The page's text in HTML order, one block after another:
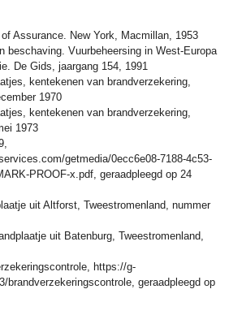
Assurance. New York, Macmillan, 1953
beschaving. Vuurbeheersing in West-Europa
De Gids, jaargang 154, 1991
kentekenen van brandverzekering,
1970
kentekenen van brandverzekering,
1973
getmedia/0ecc6e08-7188-4c53-
PROOF-x.pdf, geraadpleegd op 24
uit Altforst, Tweestromenland, nummer
uit Batenburg, Tweestromenland,
https://g-
brandverzekeringscontrole, geraadpleegd op